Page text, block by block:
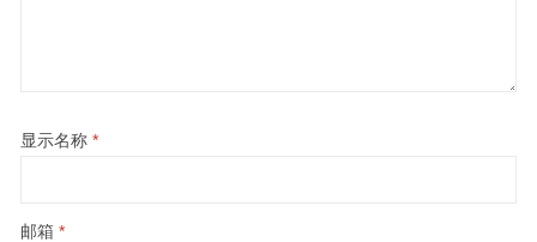
显示名称 *
邮箱 *